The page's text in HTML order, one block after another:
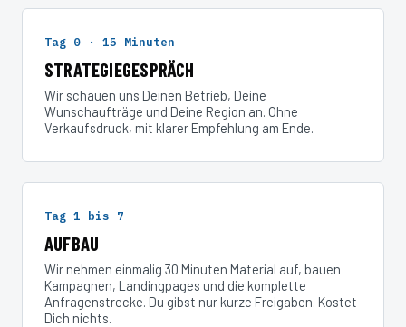
Tag 0 · 15 Minuten
STRATEGIEGESPRÄCH
Wir schauen uns Deinen Betrieb, Deine
Wunschaufträge und Deine Region an. Ohne
Verkaufsdruck, mit klarer Empfehlung am Ende.
Tag 1 bis 7
AUFBAU
Wir nehmen einmalig 30 Minuten Material auf, bauen
Kampagnen, Landingpages und die komplette
Anfragenstrecke. Du gibst nur kurze Freigaben. Kostet
Dich nichts.